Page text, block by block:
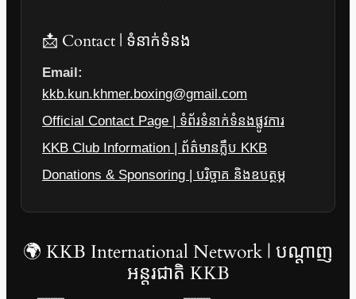
📩 Contact | ទំនាក់ទំនង
Email:
kkb.kun.khmer.boxing@gmail.com
Official Contact Page | ទំព័រទំនាក់ទំនងផ្លូវការ
KKB Club Information | ព័ត៌មានក្លឹប KKB
Donations & Sponsoring | បរិច្ចាគ និងឧបត្ថម្ភ
🌍 KKB International Network | បណ្តាញ
អន្តរជាតិ KKB